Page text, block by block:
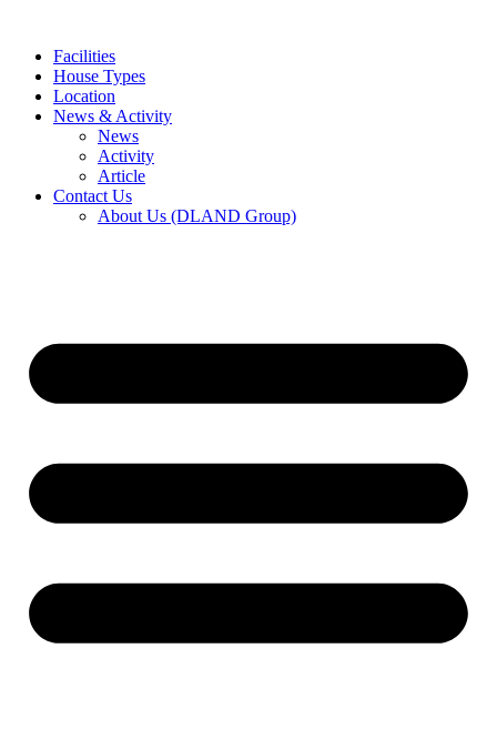
contentFacilities
House Types
Location
News & Activity
News
Activity
Article
Contact Us
About Us (DLAND Group)